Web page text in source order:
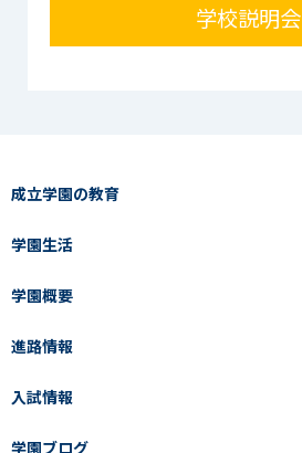
学校説明会
成立学園の教育
6年間の一貫教育
中学校
高等学校
成立メソッド
教科指導の特徴
卒業生の声
中学校
成立メソッド
成立学園ならではの教育
見える学力×見えない学力
学園生活
年間行事
施設紹介
制服
学園ブログ
学園概要
学園の歩み
アクセス
進路情報
進路・進学
入試情報
中学入試Q&A
学園ブログ